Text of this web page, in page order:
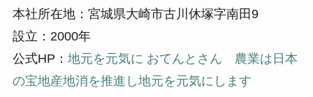
本社所在地：宮城県大崎市古川休塚字南田9
設立：2000年
公式HP： 地元を元気に おてんとさん 農業は日本
の宝地産地消を推進し地元を元気にします